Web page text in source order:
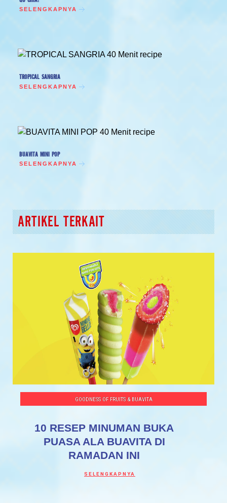
SELENGKAPNYA
TROPICAL SANGRIA
SELENGKAPNYA
BUAVITA MINI POP
SELENGKAPNYA
ARTIKEL TERKAIT
GOODNESS OF FRUITS & BUAVITA
10 RESEP MINUMAN BUKA
PUASA ALA BUAVITA DI
RAMADAN INI
SELENGKAPNYA